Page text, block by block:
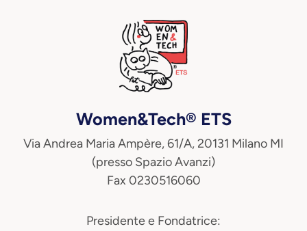
Women&Tech® ETS
Via Andrea Maria Ampère, 61/A, 20131 Milano MI
(presso Spazio Avanzi)
Fax 0230516060
Presidente e Fondatrice: